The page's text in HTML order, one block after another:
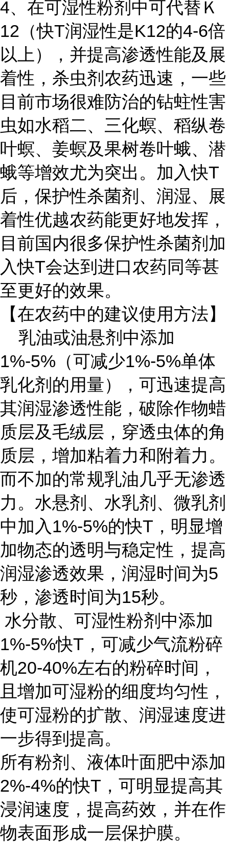
4、在可湿性粉剂中可代替Ｋ
12（快T润湿性是K12的4-6倍
以上），并提高渗透性能及展
着性，杀虫剂农药迅速，一些
目前市场很难防治的钻蛀性害
虫如水稻二、三化螟、稻纵卷
叶螟、姜螟及果树卷叶蛾、潜
蛾等增效尤为突出。加入快T
后，保护性杀菌剂、润湿、展
着性优越农药能更好地发挥，
目前国内很多保护性杀菌剂加
入快T会达到进口农药同等甚
至更好的效果。
【在农药中的建议使用方法】
乳油或油悬剂中添加
1%-5%（可减少1%-5%单体
乳化剂的用量），可迅速提高
其润湿渗透性能，破除作物蜡
质层及毛绒层，穿透虫体的角
质层，增加粘着力和附着力。
而不加的常规乳油几乎无渗透
力。水悬剂、水乳剂、微乳剂
中加入1%-5%的快T，明显增
加物态的透明与稳定性，提高
润湿渗透效果，润湿时间为5
秒，渗透时间为15秒。
水分散、可湿性粉剂中添加
1%-5%快T，可减少气流粉碎
机20-40%左右的粉碎时间，
且增加可湿粉的细度均匀性，
使可湿粉的扩散、润湿速度进
一步得到提高。
所有粉剂、液体叶面肥中添加
2%-4%的快T，可明显提高其
浸润速度，提高药效，并在作
物表面形成一层保护膜。